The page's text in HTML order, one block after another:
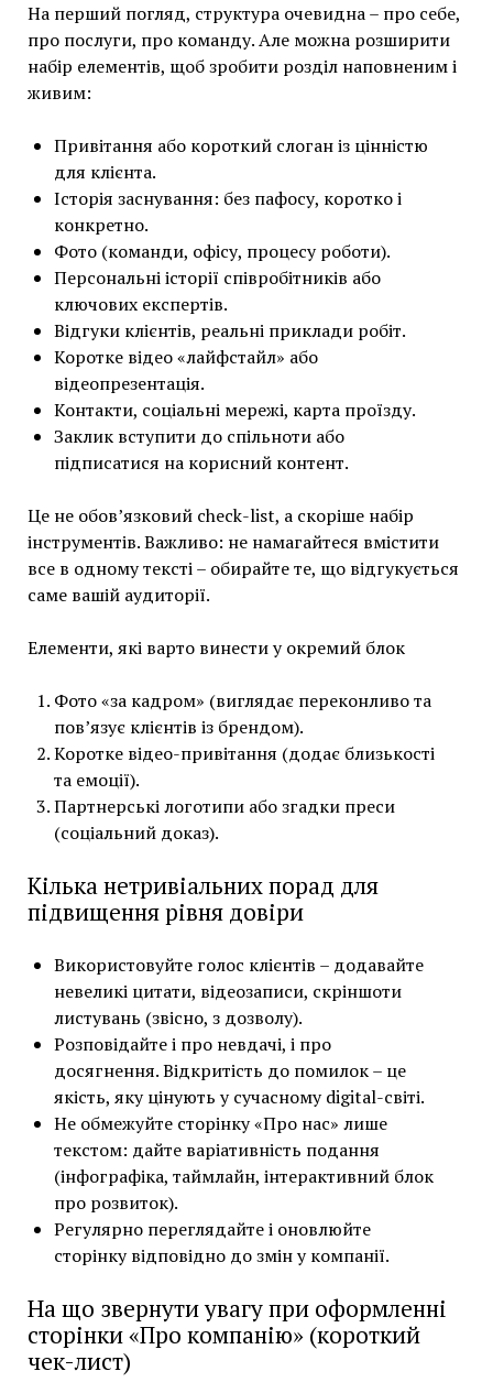
На перший погляд, структура очевидна – про себе,
про послуги, про команду. Але можна розширити
набір елементів, щоб зробити розділ наповненим і
живим:
Привітання або короткий слоган із цінністю
для клієнта.
Історія заснування: без пафосу, коротко і
конкретно.
Фото (команди, офісу, процесу роботи).
Персональні історії співробітників або
ключових експертів.
Відгуки клієнтів, реальні приклади робіт.
Коротке відео «лайфстайл» або
відеопрезентація.
Контакти, соціальні мережі, карта проїзду.
Заклик вступити до спільноти або
підписатися на корисний контент.
Це не обов’язковий check-list, а скоріше набір
інструментів. Важливо: не намагайтеся вмістити
все в одному тексті – обирайте те, що відгукується
саме вашій аудиторії.
Елементи, які варто винести у окремий блок
Фото «за кадром» (виглядає переконливо та
пов’язує клієнтів із брендом).
Коротке відео-привітання (додає близькості
та емоції).
Партнерські логотипи або згадки преси
(соціальний доказ).
Кілька нетривіальних порад для
підвищення рівня довіри
Використовуйте голос клієнтів – додавайте
невеликі цитати, відеозаписи, скріншоти
листувань (звісно, з дозволу).
Розповідайте і про невдачі, і про
досягнення. Відкритість до помилок – це
якість, яку цінують у сучасному digital-світі.
Не обмежуйте сторінку «Про нас» лише
текстом: дайте варіативність подання
(інфографіка, таймлайн, інтерактивний блок
про розвиток).
Регулярно переглядайте і оновлюйте
сторінку відповідно до змін у компанії.
На що звернути увагу при оформленні
сторінки «Про компанію» (короткий
чек-лист)